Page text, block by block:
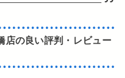
店の良い評判・レビュー